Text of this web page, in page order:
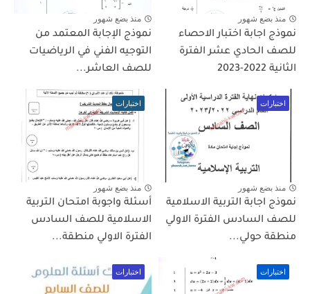
منذ بضع شهور
نموذج اجابة اختبار الاحصاء
للصف الحادي عشر الفترة
الثانية 2022-2023
منذ بضع شهور
نموذج الإجابة المعتمد من
التوجيه الفني في الرياضيات
للصف العاشر...
اختبارات
منذ بضع شهور
نموذج اجابة التربية الاسلامية
للصف السادس الفترة الاولي
منطقة حولي...
اختبارات
منذ بضع شهور
أسئلة واجوبة امتحان التربية
الاسلامية للصف السادس
الفترة الاولي منطقة...
اختبارات اختبارات